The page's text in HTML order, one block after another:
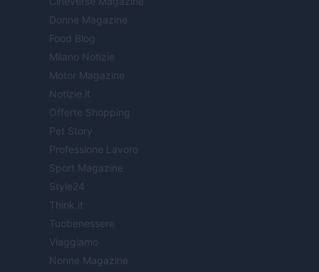
Donne Magazine
Food Blog
Milano Notizie
Motor Magazine
Notizie.it
Offerte Shopping
Pet Story
Professione Lavoro
Sport Magazine
Style24
Think.it
Tuobenessere
Viaggiamo
Nonne Magazine